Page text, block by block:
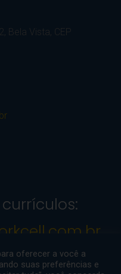
Bela Vista, CEP
oferecer a você a
suas preferências e